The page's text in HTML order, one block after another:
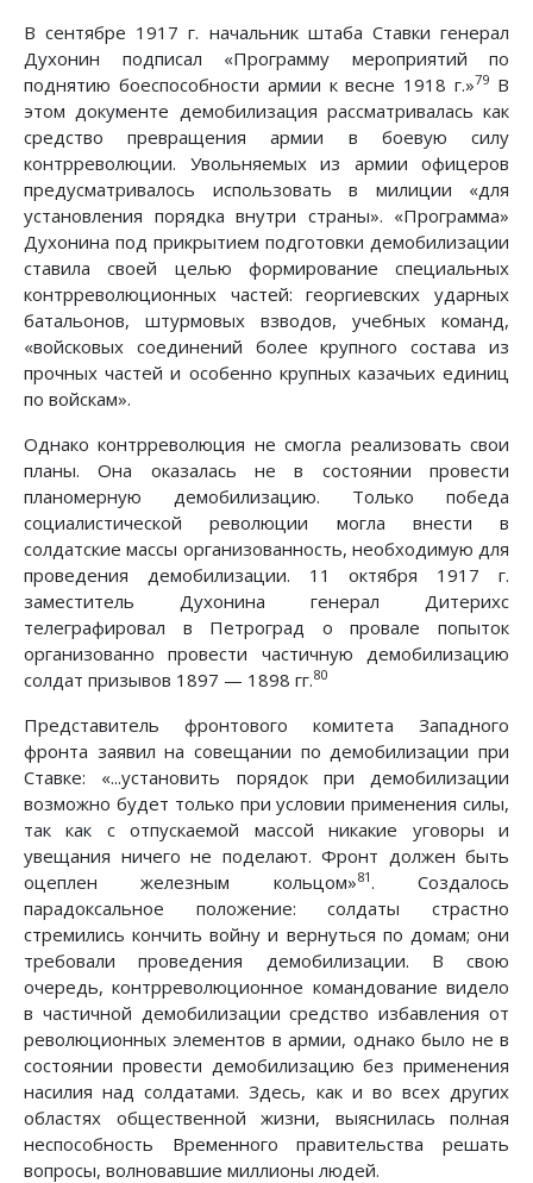
В сентябре 1917 г. начальник штаба Ставки генерал
Духонин подписал «Программу мероприятий по
поднятию боеспособности армии к весне 1918 г.»79 В
этом документе демобилизация рассматривалась как
средство превращения армии в боевую силу
контрреволюции. Увольняемых из армии офицеров
предусматривалось использовать в милиции «для
установления порядка внутри страны». «Программа»
Духонина под прикрытием подготовки демобилизации
ставила своей целью формирование специальных
контрреволюционных частей: георгиевских ударных
батальонов, штурмовых взводов, учебных команд,
«войсковых соединений более крупного состава из
прочных частей и особенно крупных казачьих единиц
по войскам».
Однако контрреволюция не смогла реализовать свои
планы. Она оказалась не в состоянии провести
планомерную демобилизацию. Только победа
социалистической революции могла внести в
солдатские массы организованность, необходимую для
проведения демобилизации. 11 октября 1917 г.
заместитель Духонина генерал Дитерихс
телеграфировал в Петроград о провале попыток
организованно провести частичную демобилизацию
солдат призывов 1897 — 1898 гг.80
Представитель фронтового комитета Западного
фронта заявил на совещании по демобилизации при
Ставке: «...установить порядок при демобилизации
возможно будет только при условии применения силы,
так как с отпускаемой массой никакие уговоры и
увещания ничего не поделают. Фронт должен быть
оцеплен железным кольцом»81 . Создалось
парадоксальное положение: солдаты страстно
стремились кончить войну и вернуться по домам; они
требовали проведения демобилизации. В свою
очередь, контрреволюционное командование видело
в частичной демобилизации средство избавления от
революционных элементов в армии, однако было не в
состоянии провести демобилизацию без применения
насилия над солдатами. Здесь, как и во всех других
областях общественной жизни, выяснилась полная
неспособность Временного правительства решать
вопросы, волновавшие миллионы людей.